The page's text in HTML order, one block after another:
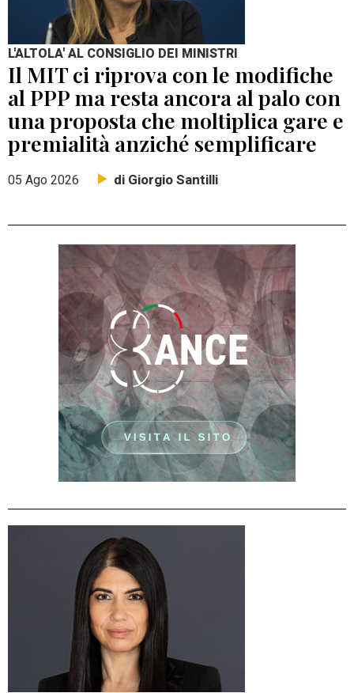
L'ALTOLA' AL CONSIGLIO DEI MINISTRI
Il MIT ci riprova con le modifiche
al PPP ma resta ancora al palo con
una proposta che moltiplica gare e
premialità anziché semplificare
05 Ago 2026 di Giorgio Santilli